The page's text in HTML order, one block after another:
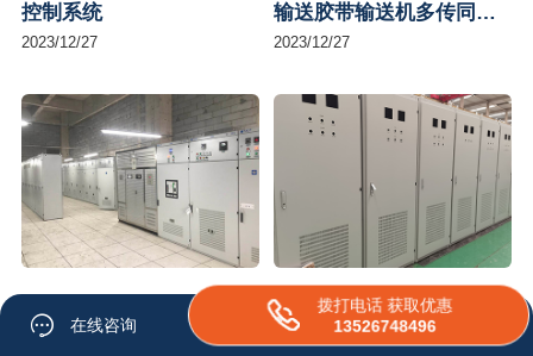
控制系统
2023/12/27
输送胶带输送机多传同步
控制柜
2023/12/27
焦作某皮革有限公司白鞣
自动控制系统
焦作市某雨水泵站控制系
统-排涝雨水泵站自动化
在线咨询
拨打电话 获取优惠
13526748496